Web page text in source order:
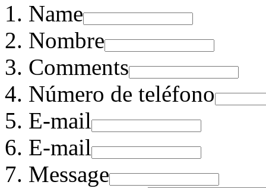
Name
Nombre
Comments
Número de teléfono
E-mail
E-mail
Message